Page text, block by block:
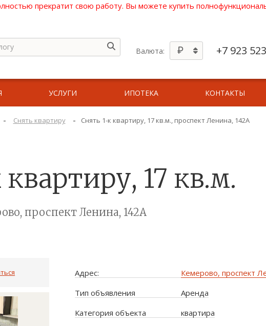
прекратит свою работу. Вы можете купить
Валюта: +7 923
УСЛУГИ ИПОТЕКА КОНТАКТЫ
- Снять квартиру - Снять 1-к квартиру, 17 кв.м., проспект Ленина, 142А
17 кв.м.
проспект Ленина, 142А
Адрес:
Кемерово, проспект
Тип объявления
Аренда
Категория объекта
квартира